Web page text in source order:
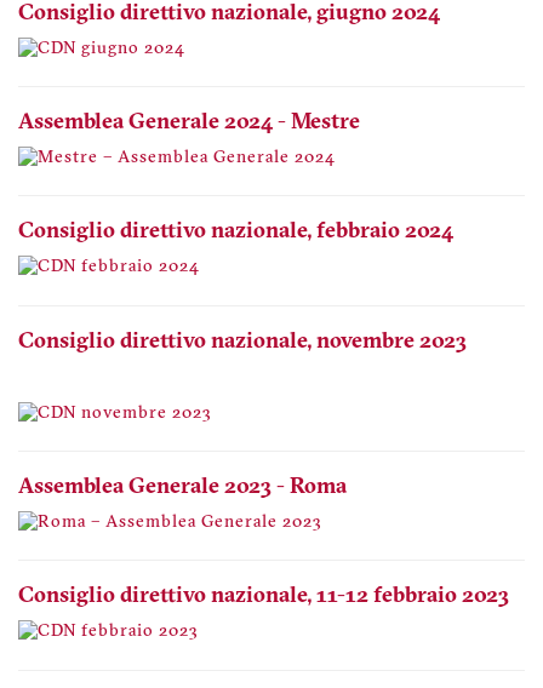
Consiglio direttivo nazionale, giugno 2024
Assemblea Generale 2024 - Mestre
Consiglio direttivo nazionale, febbraio 2024
Consiglio direttivo nazionale, novembre 2023
Assemblea Generale 2023 - Roma
Consiglio direttivo nazionale, 11-12 febbraio 2023